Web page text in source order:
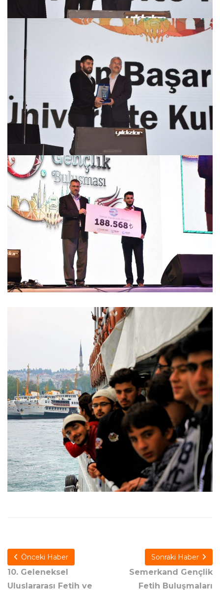
Önceki Haber
10. Geleneksel
Uluslararası Fetih ve
Sonraki Haber
Semerkand Gençlik
Fetih Buluşmaları